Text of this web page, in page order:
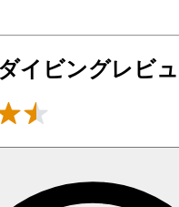
イビングレビ